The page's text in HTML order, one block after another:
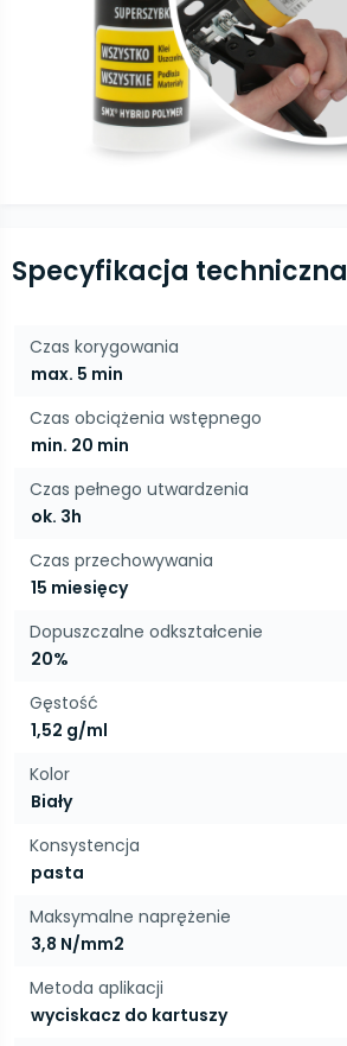
Specyfikacja techniczna
Czas korygowania
max. 5 min
Czas obciążenia wstępnego
min. 20 min
Czas pełnego utwardzenia
ok. 3h
Czas przechowywania
15 miesięcy
Dopuszczalne odkształcenie
20%
Gęstość
1,52 g/ml
Kolor
Biały
Konsystencja
pasta
Maksymalne naprężenie
3,8 N/mm2
Metoda aplikacji
wyciskacz do kartuszy